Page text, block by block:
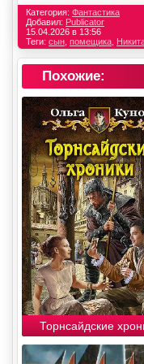
Категория: Фантастика
Добавил: Publicator
15.04.2026 в 13:56
Теги: сын помещика
Похожие:
Торнсайдские